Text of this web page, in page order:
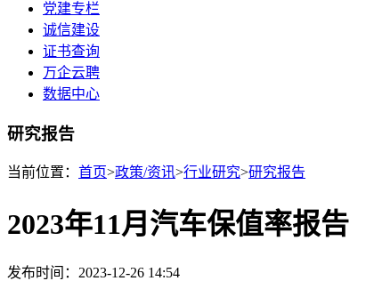
党建专栏
诚信建设
证书查询
万企云聘
数据中心
研究报告
当前位置： 首页>政策/资讯>行业研究>研究报告
2023年11月汽车保值率报告
发布时间：2023-12-26 14:54